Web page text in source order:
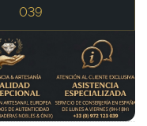
039